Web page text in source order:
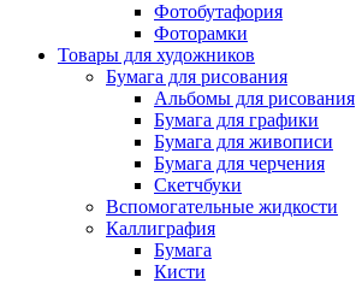
Фотобутафория
Фоторамки
Товары для художников
Бумага для рисования
Альбомы для рисования
Бумага для графики
Бумага для живописи
Бумага для черчения
Скетчбуки
Вспомогательные жидкости
Каллиграфия
Бумага
Кисти